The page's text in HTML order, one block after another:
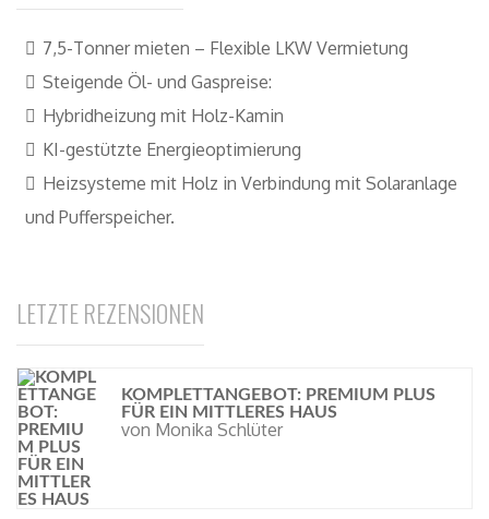
7,5-Tonner mieten – Flexible LKW Vermietung
Steigende Öl- und Gaspreise:
Hybridheizung mit Holz-Kamin
KI-gestützte Energieoptimierung
Heizsysteme mit Holz in Verbindung mit Solaranlage
und Pufferspeicher.
LETZTE REZENSIONEN
KOMPLETTANGEBOT: PREMIUM PLUS
FÜR EIN MITTLERES HAUS
von Monika Schlüter